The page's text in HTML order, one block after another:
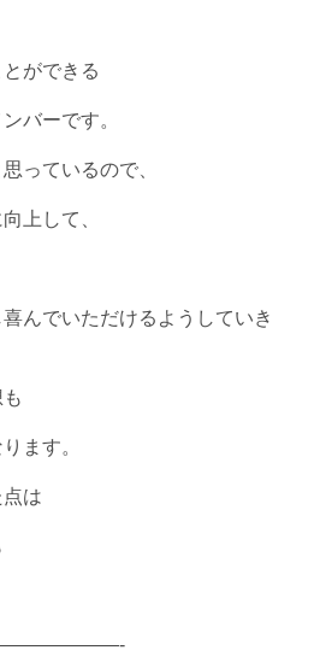
ができる
バーです。
っているので、
上して、
んでいただけるようしていき
ます。
は